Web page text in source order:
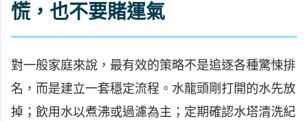
慌，也不要賭運氣
對一般家庭來說，最有效的策略不是追逐各種驚悚排
名，而是建立一套穩定流程。水龍頭剛打開的水先放
掉；飲用水以煮沸或過濾為主；定期確認水塔清洗紀